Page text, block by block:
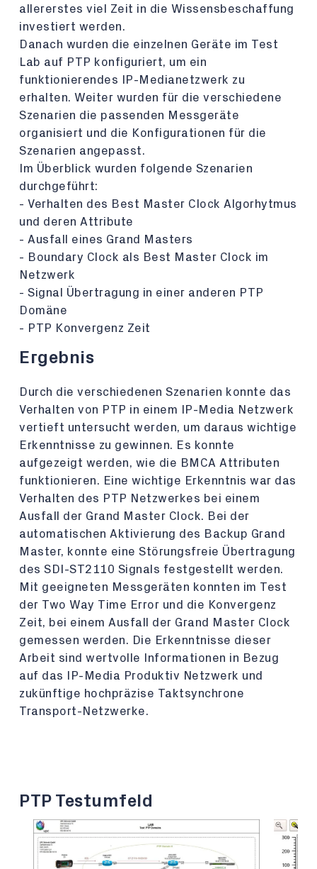
allererstes viel Zeit in die Wissensbeschaffung
investiert werden.
Danach wurden die einzelnen Geräte im Test
Lab auf PTP konfiguriert, um ein
funktionierendes IP-Medianetzwerk zu
erhalten. Weiter wurden für die verschiedene
Szenarien die passenden Messgeräte
organisiert und die Konfigurationen für die
Szenarien angepasst.
Im Überblick wurden folgende Szenarien
durchgeführt:
- Verhalten des Best Master Clock Algorhytmus
und deren Attribute
- Ausfall eines Grand Masters
- Boundary Clock als Best Master Clock im
Netzwerk
- Signal Übertragung in einer anderen PTP
Domäne
- PTP Konvergenz Zeit
Ergebnis
Durch die verschiedenen Szenarien konnte das
Verhalten von PTP in einem IP-Media Netzwerk
vertieft untersucht werden, um daraus wichtige
Erkenntnisse zu gewinnen. Es konnte
aufgezeigt werden, wie die BMCA Attributen
funktionieren. Eine wichtige Erkenntnis war das
Verhalten des PTP Netzwerkes bei einem
Ausfall der Grand Master Clock. Bei der
automatischen Aktivierung des Backup Grand
Master, konnte eine Störungsfreie Übertragung
des SDI-ST2110 Signals festgestellt werden.
Mit geeigneten Messgeräten konnten im Test
der Two Way Time Error und die Konvergenz
Zeit, bei einem Ausfall der Grand Master Clock
gemessen werden. Die Erkenntnisse dieser
Arbeit sind wertvolle Informationen in Bezug
auf das IP-Media Produktiv Netzwerk und
zukünftige hochpräzise Taktsynchrone
Transport-Netzwerke.
PTP Testumfeld